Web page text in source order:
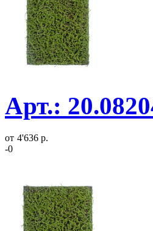
Арт.:
от 4'636 р.
-0